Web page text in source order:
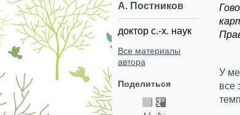
А. Постников
доктор с.-х. наук
Все материалы
автора
Поделиться
У
все